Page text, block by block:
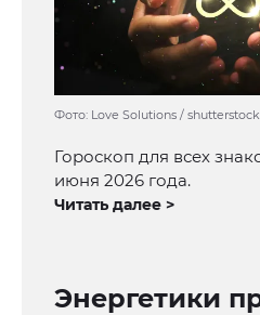
Фото: Love Solutions /
Гороскоп для всех
июня 2026 года.
Читать далее >
Энергетики